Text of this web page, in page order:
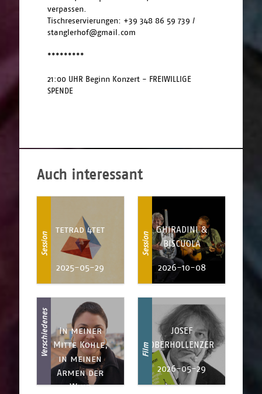
verpassen.
Tischreservierungen: +39 348 86 59 739 /
stanglerhof@gmail.com
*********
21:00 UHR Beginn Konzert - FREIWILLIGE
SPENDE
Auch interessant
Session
tetrad 4tet
2025-05-29
Session
GHIRADINI &
BISCUOLA
2026-10-08
Verschiedenes
In meiner
Mitte Kohle,
in meinen
Armen der
Wind
Film
JOSEF
OBERHOLLENZER
2026-05-29